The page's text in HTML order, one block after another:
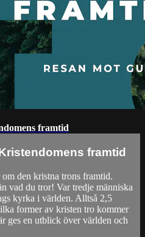
framtid
framtid
den kristna trons framtid.
vad du tror! Var tredje människa
kyrka i världen. Alltså 2,5
former av kristen tro kommer
ges en utblick över världen och